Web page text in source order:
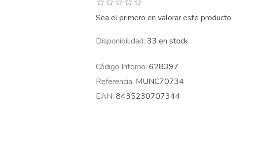
Sea el primero en valorar este producto
Disponibilidad: 33 en stock
Código Interno: 628397
Referencia: MUNC70734
EAN: 8435230707344